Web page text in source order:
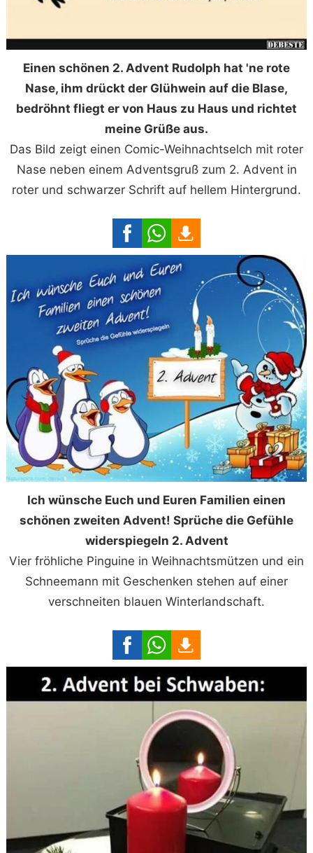
Einen schönen 2. Advent Rudolph hat 'ne rote
Nase, ihm drückt der Glühwein auf die Blase,
bedröhnt fliegt er von Haus zu Haus und richtet
meine Grüße aus.
Das Bild zeigt einen Comic-Weihnachtselch mit roter
Nase neben einem Adventsgruß zum 2. Advent in
roter und schwarzer Schrift auf hellem Hintergrund.
Ich wünsche Euch und Euren Familien einen
schönen zweiten Advent! Sprüche die Gefühle
widerspiegeln 2. Advent
Vier fröhliche Pinguine in Weihnachtsmützen und ein
Schneemann mit Geschenken stehen auf einer
verschneiten blauen Winterlandschaft.